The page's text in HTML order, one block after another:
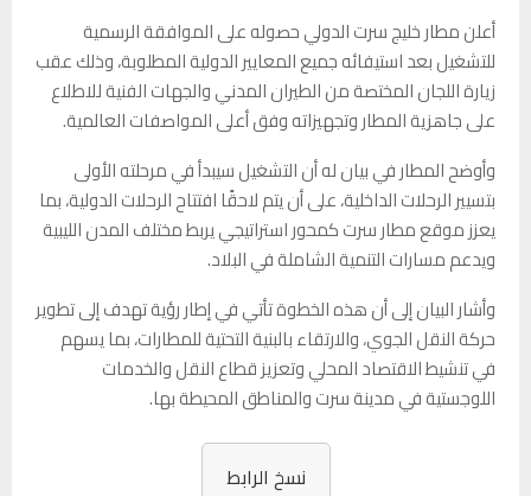
أعلن مطار خليج سرت الدولي حصوله على الموافقة الرسمية
للتشغيل بعد استيفائه جميع المعايير الدولية المطلوبة، وذلك عقب
زيارة اللجان المختصة من الطيران المدني والجهات الفنية للاطلاع
على جاهزية المطار وتجهيزاته وفق أعلى المواصفات العالمية.
وأوضح المطار في بيان له أن التشغيل سيبدأ في مرحلته الأولى
بتسيير الرحلات الداخلية، على أن يتم لاحقًا افتتاح الرحلات الدولية، بما
يعزز موقع مطار سرت كمحور استراتيجي يربط مختلف المدن الليبية
ويدعم مسارات التنمية الشاملة في البلاد.
وأشار البيان إلى أن هذه الخطوة تأتي في إطار رؤية تهدف إلى تطوير
حركة النقل الجوي، والارتقاء بالبنية التحتية للمطارات، بما يسهم
في تنشيط الاقتصاد المحلي وتعزيز قطاع النقل والخدمات
اللوجستية في مدينة سرت والمناطق المحيطة بها.
نسخ الرابط